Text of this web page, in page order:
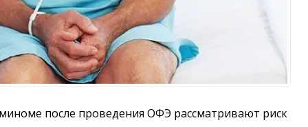
после проведения ОФЭ рассматривают риск